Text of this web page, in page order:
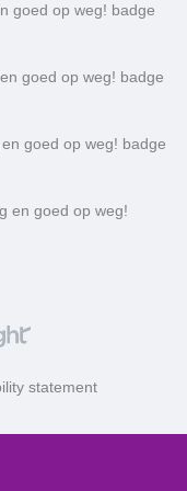
goed op weg! badge
goed op weg! badge
goed op weg! badge
en goed op weg!
statement